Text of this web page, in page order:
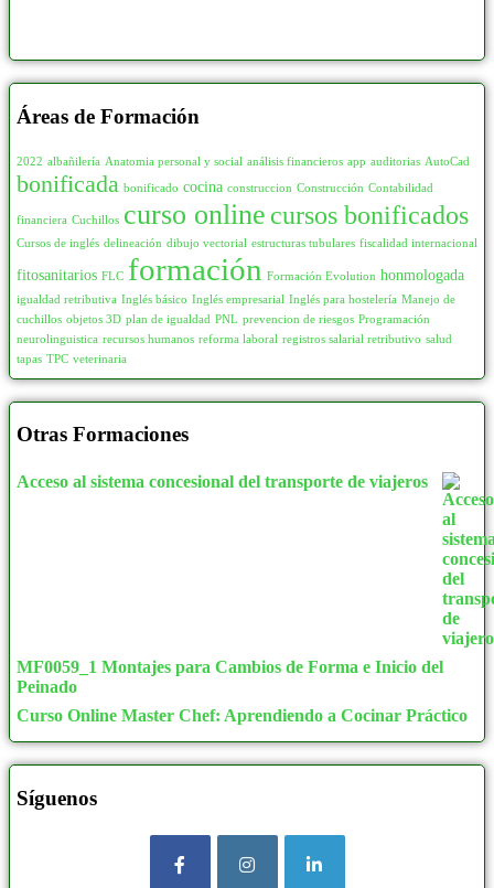
Áreas de Formación
2022 albañilería Anatomia personal y social análisis financieros app auditorias AutoCad
bonificada bonificado cocina construccion Construcción Contabilidad
financiera Cuchillos curso online cursos bonificados
Cursos de inglés delineación dibujo vectorial estructuras tubulares fiscalidad internacional
fitosanitarios FLC formación Formación Evolution honmologada
igualdad retributiva Inglés básico Inglés empresarial Inglés para hostelería Manejo de
cuchillos objetos 3D plan de igualdad PNL prevencion de riesgos Programación
neurolinguistica recursos humanos reforma laboral registros salarial retributivo salud
tapas TPC veterinaria
Otras Formaciones
Acceso al sistema concesional del transporte de viajeros
MF0059_1 Montajes para Cambios de Forma e Inicio del
Peinado
Curso Online Master Chef: Aprendiendo a Cocinar Práctico
Síguenos